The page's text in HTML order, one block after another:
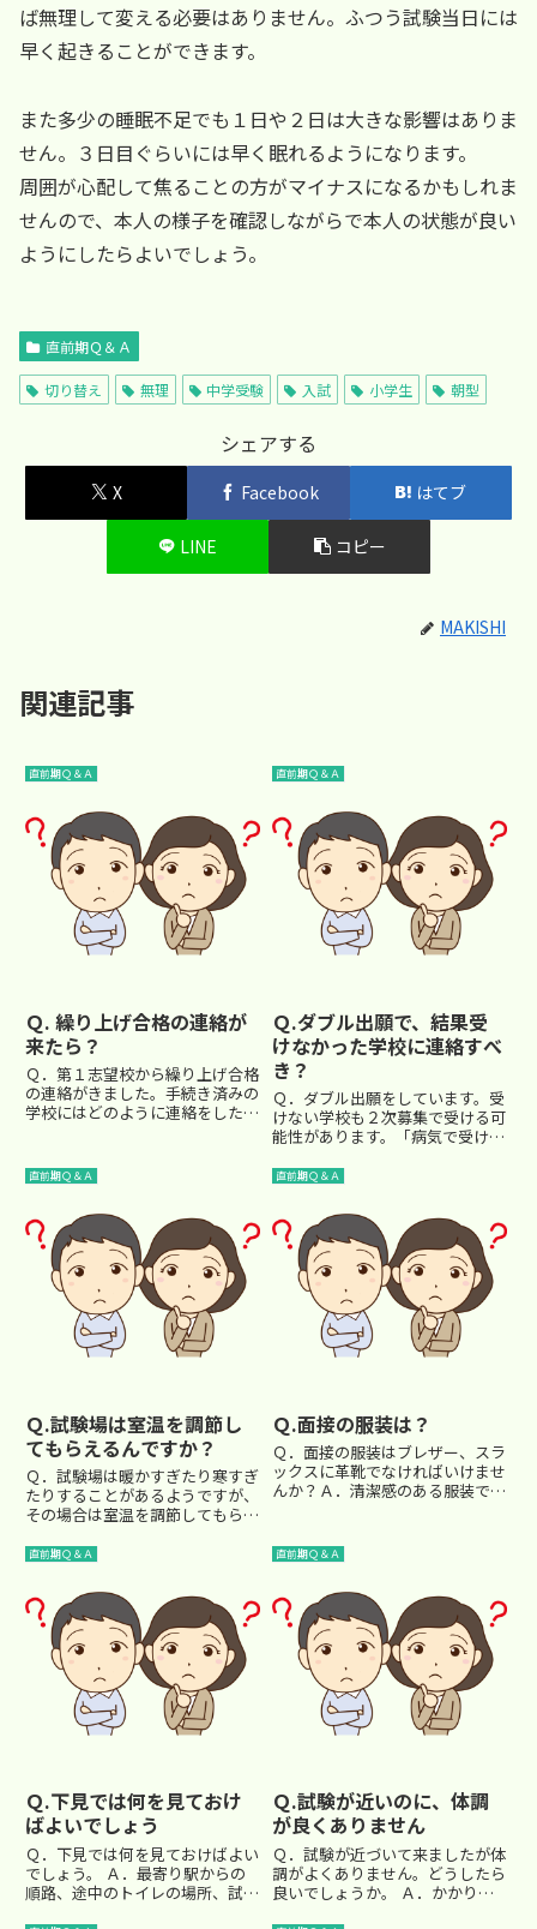
ば無理して変える必要はありません。ふつう試験当日には
早く起きることができます。
また多少の睡眠不足でも１日や２日は大きな影響はありま
せん。３日目ぐらいには早く眠れるようになります。
周囲が心配して焦ることの方がマイナスになるかもしれま
せんので、本人の様子を確認しながらで本人の状態が良い
ようにしたらよいでしょう。
直前期Ｑ＆Ａ
切り替え 無理 中学受験 入試 小学生 朝型
シェアする
X Facebook はてブ
LINE コピー
MAKISHI
関連記事
直前期Ｑ＆Ａ
Ｑ. 繰り上げ合格の連絡が
来たら？
Ｑ．第１志望校から繰り上げ合格
の連絡がきました。手続き済みの
学校にはどのように連絡をしたら
のでご辞退します。」とできるだ
け早く連絡をしてください。 そ
の学校も繰り上げ合格の処理な
ど...
直前期Ｑ＆Ａ
Ｑ.ダブル出願で、結果受
けなかった学校に連絡すべ
き？
Ｑ．ダブル出願をしています。受
けない学校も２次募集で受ける可
能性があります。「病気で受けら
良いと聞きましたが本当でしょう
す。そんなことをしても有利にな
ることはないでしょう。また、
忙...
直前期Ｑ＆Ａ
Ｑ.試験場は室温を調節し
てもらえるんですか？
Ｑ．試験場は暖かすぎたり寒すぎ
たりすることがあるようですが、
その場合は室温を調節してもらえ
合してもらえません。 １つの教
い場合が多く、また暑さ寒さの感
覚には個人差があるので設定さ
れ...
直前期Ｑ＆Ａ
Ｑ.面接の服装は？
Ｑ．面接の服装はブレザー、スラ
ックスに革靴でなければいけませ
んか？Ａ．清潔感のある服装であ
様方の間で服装に関する話題がよ
く出るようですが、面接用の服装
を新調したりすることは学校側
も...
直前期Ｑ＆Ａ
Ｑ.下見では何を見ておけ
ばよいでしょう
Ｑ．下見では何を見ておけばよい
でしょう。 Ａ．最寄り駅からの
順路、途中のトイレの場所、試験
直前期Ｑ＆Ａ
Ｑ.試験が近いのに、体調
が良くありません
Ｑ．試験が近づいて来ましたが体
調がよくありません。どうしたら
良いでしょうか。 Ａ．かかりつ